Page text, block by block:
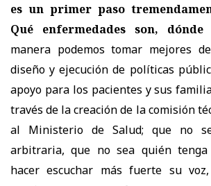
es un primer paso
Qué enfermedades son, dónde
manera podemos tomar mejores
diseño y ejecución de políticas
apoyo para los pacientes y sus
través de la creación de la comisión
al Ministerio de Salud; que no
arbitraria, que no sea quién tenga
hacer escuchar más fuerte su